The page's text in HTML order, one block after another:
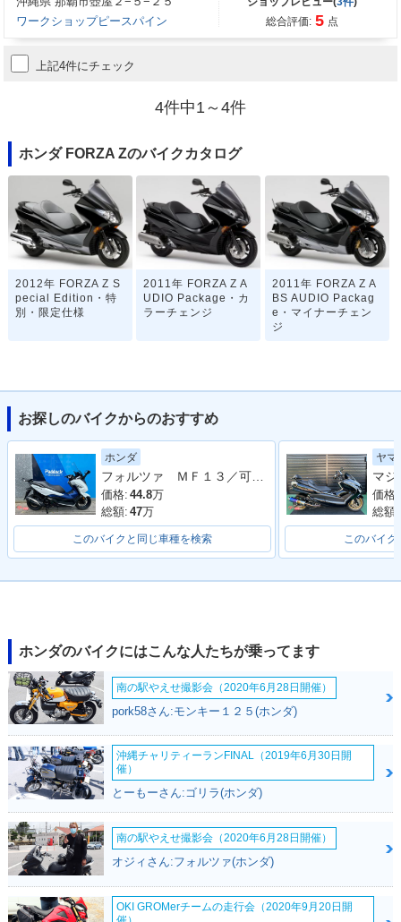
ワークショップピースパイン
総合評価: 5 点
上記4件にチェック
4件中1～4件
ホンダ FORZA Zのバイクカタログ
2012年 FORZA Z S
pecial Edition・特
別・限定仕様
2011年 FORZA Z A
UDIO Package・カ
ラーチェンジ
2011年 FORZA Z A
BS AUDIO Packag
e・マイナーチェン
ジ
2011年 FORZA Z A
BS・マイナーチェン
ジ
カラーチェンジ
2010年 FORZA Z A
UDIO Package・マ
イナーチェンジ
BS AUDIO Packag
e・マイナーチェン
ジ
BS・マイナーチェン
ジ
マイナーチェンジ
BS・カラーチェンジ
加
お探しのバイクからのおすすめ
ホンダ
フォルツァ ＭＦ１３／可動式スクリーン／フルＬＥＤ／ＥＴＣ付き／グリップヒーター
価格: 44.8万
総額: 47万
このバイクと同じ車種を検索
ヤマ
価格:
総額:
このバイク
ホンダのバイクにはこんな人たちが乗ってます
南の駅やえせ撮影会（2020年6月28日開催）
pork58さん:モンキー１２５(ホンダ)
沖縄チャリティーランFINAL（2019年6月30日開
催）
とーもーさん:ゴリラ(ホンダ)
南の駅やえせ撮影会（2020年6月28日開催）
オジィさん:フォルツァ(ホンダ)
OKI GROMerチームの走行会（2020年9月20日開